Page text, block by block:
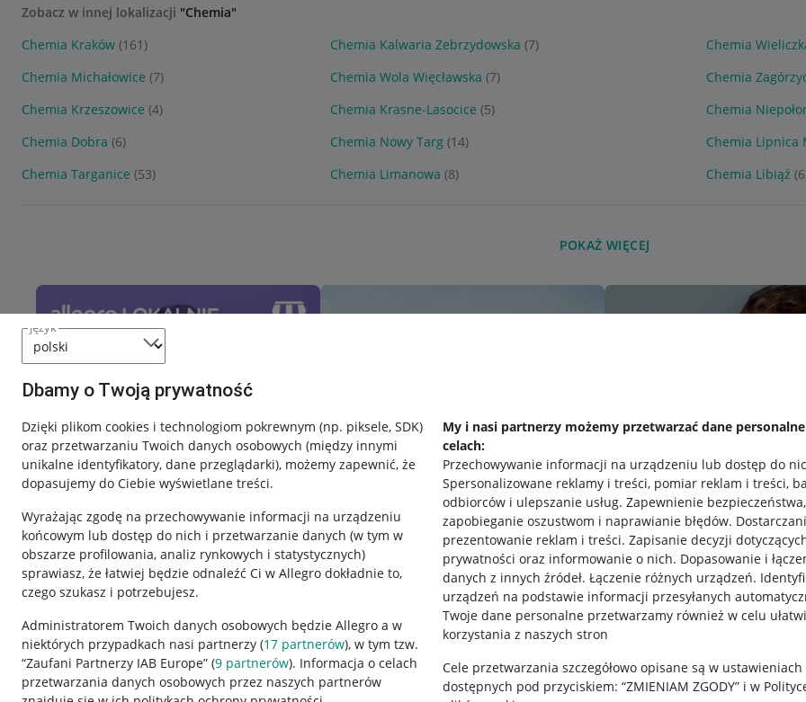
język
Dbamy o Twoją prywatność
Dzięki plikom cookies i technologiom pokrewnym (np. piksele, SDK)
oraz przetwarzaniu Twoich danych osobowych (między innymi
unikalne identyfikatory, dane przeglądarki), możemy zapewnić, że
dopasujemy do Ciebie wyświetlane treści.
Wyrażając zgodę na przechowywanie informacji na urządzeniu
końcowym lub dostęp do nich i przetwarzanie danych (w tym w
obszarze profilowania, analiz rynkowych i statystycznych)
sprawiasz, że łatwiej będzie odnaleźć Ci w Allegro dokładnie to,
czego szukasz i potrzebujesz.
Administratorem Twoich danych osobowych będzie Allegro a w
niektórych przypadkach nasi partnerzy (17 partnerów), w tym tzw.
“Zaufani Partnerzy IAB Europe” (9 partnerów). Informacja o celach
przetwarzania danych osobowych przez naszych partnerów
My i nasi partnerzy możemy przetwarzać dane
celach:
Przechowywanie informacji na urządzeniu lub dostęp do
Spersonalizowane reklamy i treści, pomiar reklam i treści,
odbiorców i ulepszanie usług. Zapewnienie bezpieczeństwa,
zapobieganie oszustwom i naprawianie błędów.
prezentowanie reklam i treści. Zapisanie decyzji
prywatności oraz informowanie o nich. Dopasowanie i
danych z innych źródeł. Łączenie różnych urządzeń.
urządzeń na podstawie informacji przesyłanych
Twoje dane personalne przetwarzamy również w celu
korzystania z naszych stron
Cele przetwarzania szczegółowo opisane są w ustawieniach
dostępnych pod przyciskiem: “ZMIENIAM ZGODY” i w
Zobacz w innej lokalizacji "Chemia"
Chemia Kraków (161) Chemia Kalwaria Zebrzydowska (7) Chemia
Chemia Michałowice (7) Chemia Wola Więcławska (7) Chemia
Chemia Krzeszowice (4) Chemia Krasne-Lasocice (5) Chemia
Chemia Dobra (6) Chemia Nowy Targ (14) Chemia Lipnica
Chemia Targanice (53) Chemia Limanowa (8) Chemia Libiąż
POKAŻ WIĘCEJ
Przydatne informacje
Jak to działa
Napisz do nas
Regulamin
Polityka plików "cookies"
Pobierz aplikację